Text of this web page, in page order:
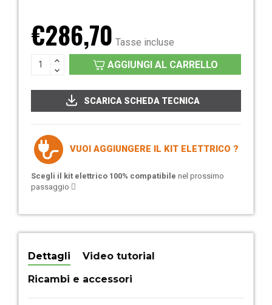
€286,70 Tasse incluse
AGGIUNGI AL CARRELLO
SCARICA SCHEDA TECNICA
VUOI AGGIUNGERE IL KIT ELETTRICO ?
Scegli il kit elettrico 100% compatibile nel prossimo
passaggio
Dettagli
Video tutorial
Ricambi e accessori